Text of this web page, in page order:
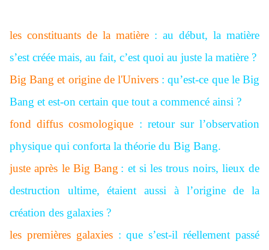
les constituants de la matière : au début, la matière
s’est créée mais, au fait, c’est quoi au juste la matière ?
Big Bang et origine de l'Univers : qu’est-ce que le Big
Bang et est-on certain que tout a commencé ainsi ?
fond diffus cosmologique : retour sur l’observation
physique qui conforta la théorie du Big Bang.
juste après le Big Bang : et si les trous noirs, lieux de
destruction ultime, étaient aussi à l’origine de la
création des galaxies ?
les premières galaxies: que s’est-il réellement passé